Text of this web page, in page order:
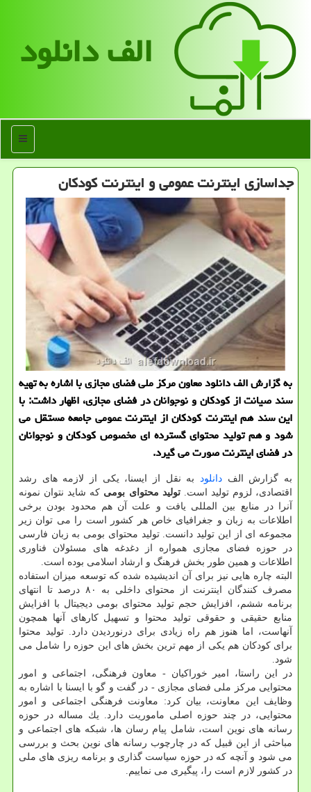
الف دانلود
منو
جداسازی اینترنت عمومی و اینترنت كودكان
به گزارش الف دانلود معاون مركز ملی فضای مجازی با اشاره به تهیه
سند صیانت از كودكان و نوجوانان در فضای مجازی، اظهار داشت: با
این سند هم اینترنت كودكان از اینترنت عمومی جامعه مستقل می
شود و هم تولید محتوای گسترده ای مخصوص كودكان و نوجوانان
در فضای اینترنت صورت می گیرد.
به گزارش الف دانلود
به نقل از ایسنا، یكی از لازمه های رشد
اقتصادی، لزوم تولید است.تولید محتوای بومی كه شاید نتوان نمونه
آنرا در منابع بین المللی یافت و علت آن هم محدود بودن برخی
اطلاعات به زبان و جغرافیای خاص هر كشور است را می توان زیر
مجموعه ای از این تولید دانست. تولید محتوای بومی به زبان فارسی
در حوزه فضای مجازی همواره از دغدغه های مسئولان فناوری
اطلاعات و همین طور بخش فرهنگ و ارشاد اسلامی بوده است.
البته چاره هایی نیز برای آن اندیشیده شده كه توسعه میزان استفاده
مصرف كنندگان اینترنت از محتوای داخلی به ۸۰ درصد تا انتهای
برنامه ششم، افزایش حجم تولید محتوای بومی دیجیتال با افزایش
منابع حقیقی و حقوقی تولید محتوا و تسهیل كارهای آنها همچون
آنهاست، اما هنوز هم راه زیادی برای درنوردیدن دارد. تولید محتوا
برای كودكان هم یكی از مهم ترین بخش های این حوزه را شامل می
شود.
در این راستا، امیر خوراكیان - معاون فرهنگی، اجتماعی و امور
محتوایی مركز ملی فضای مجازی - در گفت و گو با ایسنا با اشاره به
وظایف این معاونت، بیان كرد: معاونت فرهنگی اجتماعی و امور
محتوایی، در چند حوزه اصلی ماموریت دارد. یك مساله در حوزه
رسانه های نوین است، شامل پیام رسان ها، شبكه های اجتماعی و
مباحثی از این قبیل كه در چارچوب رسانه های نوین بحث و بررسی
می شود و آنچه كه در حوزه سیاست گذاری و برنامه ریزی های ملی
در كشور لازم است را، پیگیری می نماییم.